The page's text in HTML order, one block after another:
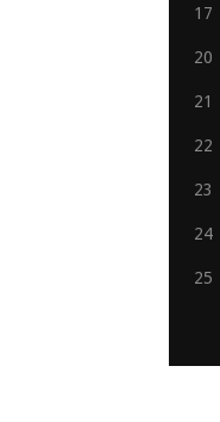
17
20
21
22
23
24
25